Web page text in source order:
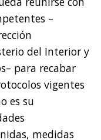
–
del Interior y
para recabar
vigentes
es su
medidas